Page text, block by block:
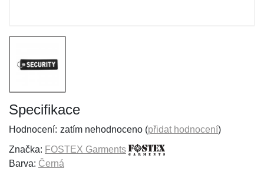
Specifikace
Hodnocení: zatím nehodnoceno (přidat hodnocení)
Značka: FOSTEX Garments
Barva: Černá